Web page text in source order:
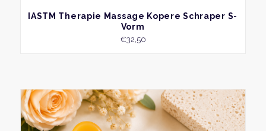
BEKIJK
IASTM Therapie Massage Kopere Schraper S-
Vorm
€32,50